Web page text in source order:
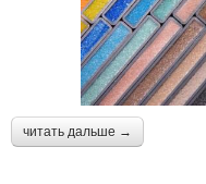
читать дальше →